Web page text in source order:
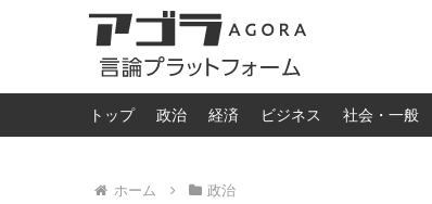
トップ 政治 経済 ビジネス 社会・一般
ホーム 政治